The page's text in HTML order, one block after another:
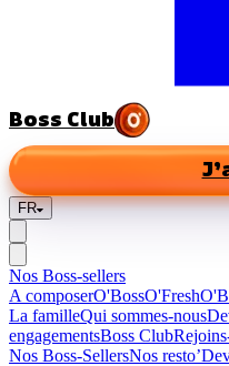
Boss Club
FR
Nos Boss-sellers
A composerO'BossO'Fresh
La familleQui sommes-nous
engagementsBoss Club
Nos Boss-SellersNos resto’